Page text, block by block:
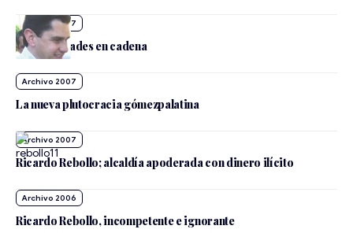
Archivo 2007
Complicidades en cadena
Archivo 2007
La nueva plutocracia gómezpalatina
Archivo 2007
Ricardo Rebollo; alcaldía apoderada con dinero ilícito
Archivo 2006
Ricardo Rebollo, incompetente e ignorante